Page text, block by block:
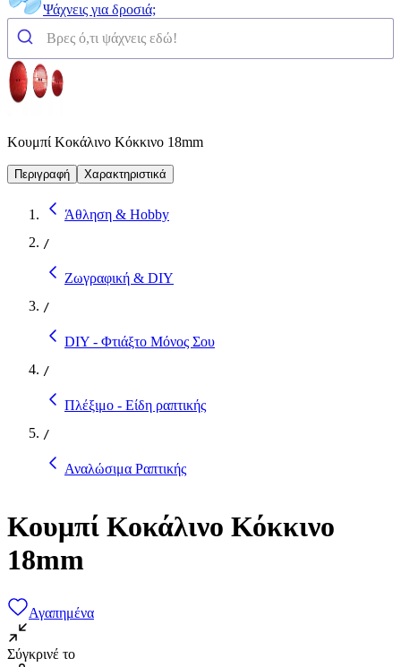
Ψάχνεις για δροσιά;
Κουμπί Κοκάλινο Κόκκινο 18mm
Περιγραφή Χαρακτηριστικά
Άθληση & Hobby
/
Ζωγραφική & DIY
/
DIY - Φτιάξτο Μόνος Σου
/
Πλέξιμο - Είδη ραπτικής
/
Αναλώσιμα Ραπτικής
Κουμπί Κοκάλινο Κόκκινο
18mm
Αγαπημένα
Σύγκρινέ το